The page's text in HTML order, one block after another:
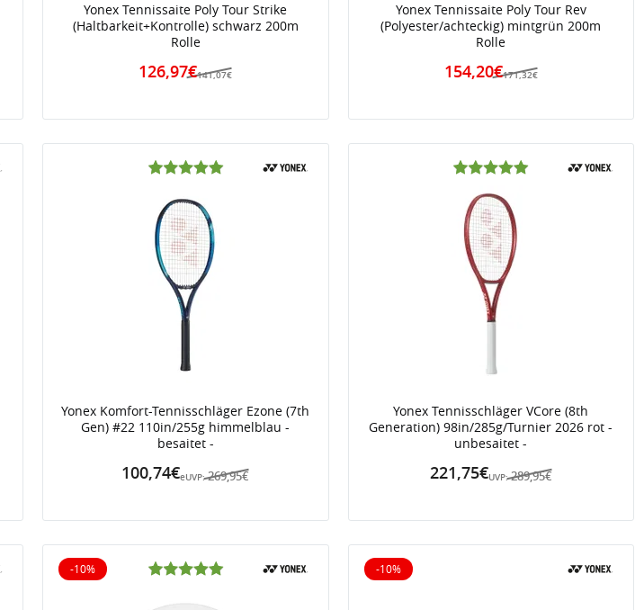
Yonex Tennissaite Poly Tour Strike
(Haltbarkeit+Kontrolle) schwarz 200m
Rolle
141,07€
126,97€
Yonex Tennissaite Poly Tour Rev
(Polyester/achteckig) mintgrün 200m
Rolle
171,32€
154,20€
Yonex Komfort-Tennisschläger Ezone (7th
Gen) #22 110in/255g himmelblau -
besaitet -
eUVP: 269,95€
100,74€
Yonex Tennisschläger VCore (8th
Generation) 98in/285g/Turnier 2026 rot -
unbesaitet -
UVP: 289,95€
221,75€
-10%
10% reduziert
-10%
10% reduziert